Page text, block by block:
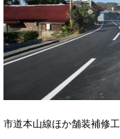
市道本山線ほか舗装補修